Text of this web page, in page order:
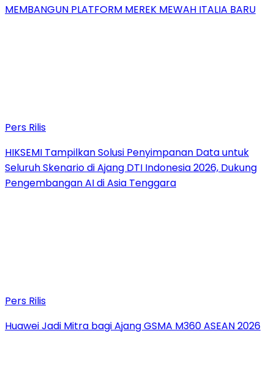
MEMBANGUN PLATFORM MEREK MEWAH ITALIA BARU
Pers Rilis
HIKSEMI Tampilkan Solusi Penyimpanan Data untuk
Seluruh Skenario di Ajang DTI Indonesia 2026, Dukung
Pengembangan AI di Asia Tenggara
Pers Rilis
Huawei Jadi Mitra bagi Ajang GSMA M360 ASEAN 2026